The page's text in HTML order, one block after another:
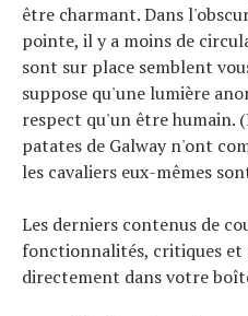
être charmant. Dans
pointe, il y a moins de
sont sur place semblent
suppose qu'une lumière
respect qu'un être humain.
patates de Galway n'ont
les cavaliers eux-mêmes
Les derniers contenus de
fonctionnalités, critiques et
directement dans votre